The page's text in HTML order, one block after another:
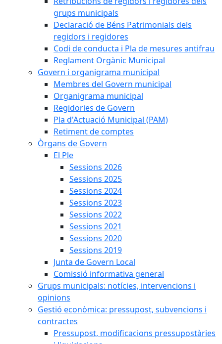
grups municipals
Declaració de Béns Patrimonials dels
regidors i regidores
Codi de conducta i Pla de mesures antifrau
Reglament Orgànic Municipal
Govern i organigrama municipal
Membres del Govern municipal
Organigrama municipal
Regidories de Govern
Pla d'Actuació Municipal (PAM)
Retiment de comptes
Òrgans de Govern
El Ple
Sessions 2026
Sessions 2025
Sessions 2024
Sessions 2023
Sessions 2022
Sessions 2021
Sessions 2020
Sessions 2019
Junta de Govern Local
Comissió informativa general
Grups municipals: notícies, intervencions i
opinions
Gestió econòmica: pressupost, subvencions i
contractes
Pressupost, modificacions pressupostàries